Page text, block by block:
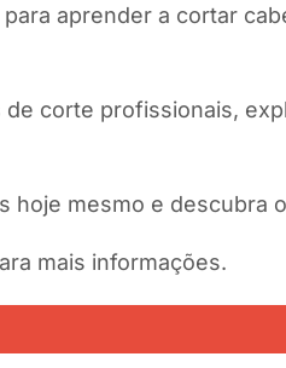
aprender a cortar
corte profissionais,
hoje mesmo e descubra
mais informações.